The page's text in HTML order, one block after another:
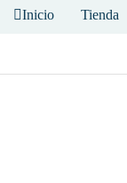
Inicio Tienda